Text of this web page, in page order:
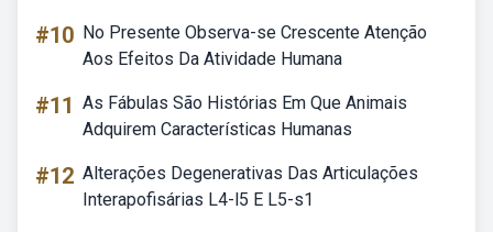
#10 No Presente Observa-se Crescente Atenção
Aos Efeitos Da Atividade Humana
#11 As Fábulas São Histórias Em Que Animais
Adquirem Características Humanas
#12 Alterações Degenerativas Das Articulações
Interapofisárias L4-l5 E L5-s1